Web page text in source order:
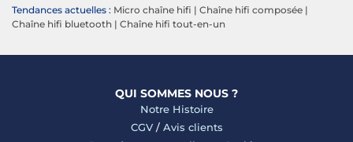
Tendances actuelles : Micro chaîne hifi | Chaîne hifi composée |
Chaîne hifi bluetooth | Chaîne hifi tout-en-un
QUI SOMMES NOUS ?
Notre Histoire
CGV/ Avis clients